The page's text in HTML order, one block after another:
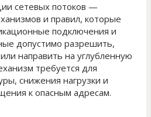
сетевых потоков —
и правил, которые
подключения и
допустимо разрешить,
направить на углубленную
требуется для
снижения нагрузки и
к опасным адресам.